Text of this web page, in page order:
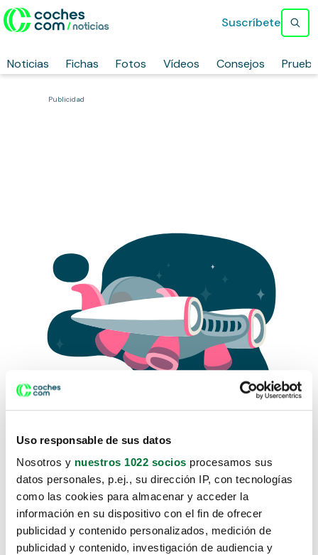
Uso responsable de sus datos
Nosotros y nuestros 1022 socios procesamos sus
datos personales, p.ej., su dirección IP, con tecnologías
como las cookies para almacenar y acceder la
información en su dispositivo con el fin de ofrecer
publicidad y contenido personalizados, medición de
publicidad y contenido, investigación de audiencia y
Noticias Fichas Fotos Vídeos Consejos
Suscríbete
Publicidad
Lo sentimos, no sabemos como
te hemos traido hasta aquí.